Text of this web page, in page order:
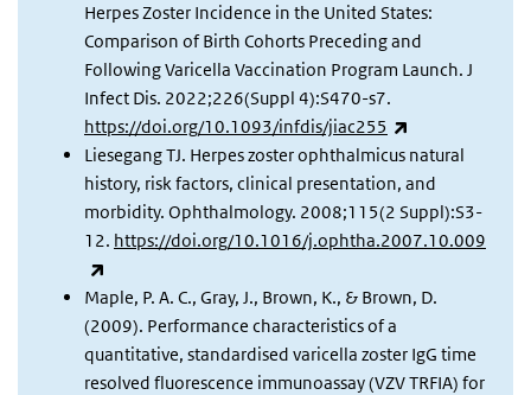
Herpes Zoster Incidence in the United States:
Comparison of Birth Cohorts Preceding and
Following Varicella Vaccination Program Launch. J
Infect Dis. 2022;226(Suppl 4):S470-s7.
https://doi.org/10.1093/infdis/jiac255
Liesegang TJ. Herpes zoster ophthalmicus natural
history, risk factors, clinical presentation, and
morbidity. Ophthalmology. 2008;115(2 Suppl):S3-
12. https://doi.org/10.1016/j.ophtha.2007.10.009
Maple, P. A. C., Gray, J., Brown, K., & Brown, D.
(2009). Performance characteristics of a
quantitative, standardised varicella zoster IgG time
resolved fluorescence immunoassay (VZV TRFIA) for